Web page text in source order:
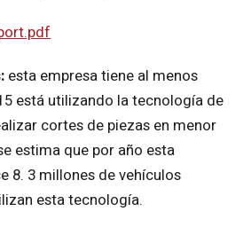
esta empresa tiene al menos
está utilizando la tecnología de
cortes de piezas en menor
estima que por año esta
8. 3 millones de vehículos
esta tecnología.